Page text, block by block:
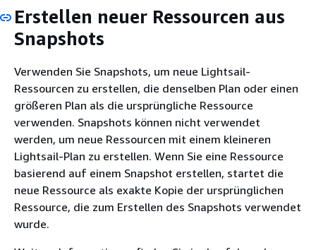
Erstellen neuer Ressourcen aus
Snapshots
Verwenden Sie Snapshots, um neue Lightsail-
Ressourcen zu erstellen, die denselben Plan oder einen
größeren Plan als die ursprüngliche Ressource
verwenden. Snapshots können nicht verwendet
werden, um neue Ressourcen mit einem kleineren
Lightsail-Plan zu erstellen. Wenn Sie eine Ressource
basierend auf einem Snapshot erstellen, startet die
neue Ressource als exakte Kopie der ursprünglichen
Ressource, die zum Erstellen des Snapshots verwendet
wurde.